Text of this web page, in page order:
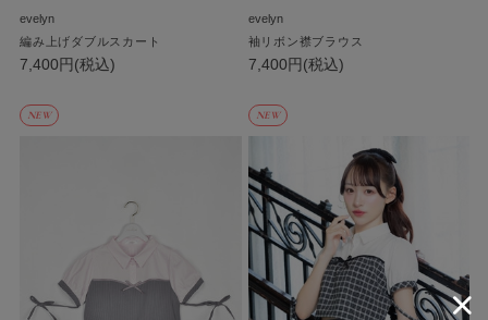
evelyn
編み上げダブルスカート
7,400円(税込)
evelyn
袖リボン襟ブラウス
7,400円(税込)
NEW NEW